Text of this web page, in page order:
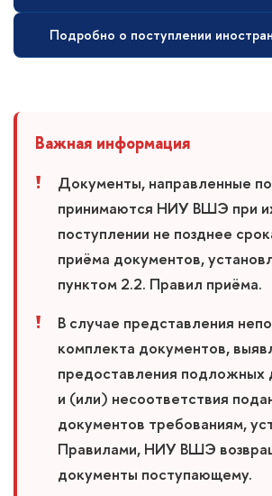
Подробно о поступлении
Важная информация
Документы, направленные
принимаются НИУ ВШЭ при
поступлении не позднее
приёма документов,
пунктом 2.2. Правил приёма.
В случае представления
комплекта документов,
предоставления подложных
и (или) несоответствия
документов требованиям,
Правилами, НИУ ВШЭ
документы поступающему.